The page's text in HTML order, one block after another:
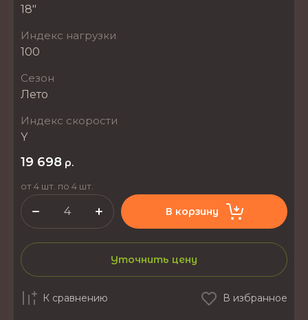
18"
Индекс нагрузки
100
Сезон
Лето
Индекс скорости
Y
19 698 р.
от 4 шт. по 4 шт.
В корзину
Уточнить цену
К сравнению В избранное